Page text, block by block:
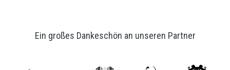
Ein großes Dankeschön an unseren Partner